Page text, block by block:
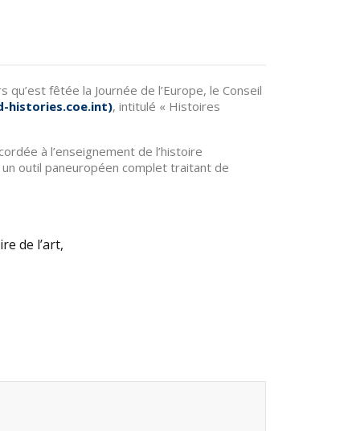
fêtée la Journée de l’Europe, le Conseil
histories.coe.int), intitulé « Histoires
à l’enseignement de l’histoire
outil paneuropéen complet traitant de
de l’art,